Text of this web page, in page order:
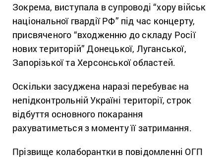
Зокрема, виступала в супроводі “хору військ
національної гвардії РФ” під час концерту,
присвяченого “входженню до складу Росії
нових територій” Донецької, Луганської,
Запорізької та Херсонської областей.
Оскільки засуджена наразі перебуває на
непідконтрольній Україні території, строк
відбуття основного покарання
рахуватиметься з моменту її затримання.
Прізвище колаборантки в повідомленні ОГП